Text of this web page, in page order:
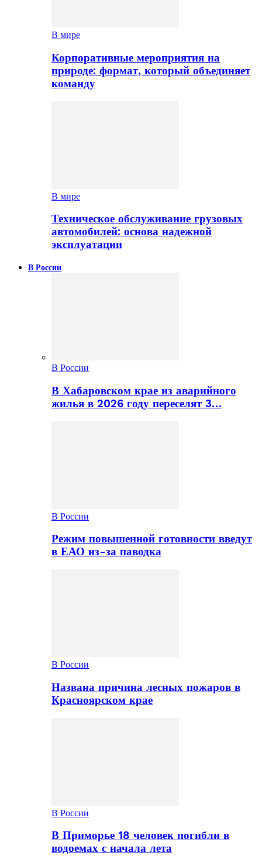
В мире
Корпоративные мероприятия на
природе: формат, который объединяет
команду
В мире
Техническое обслуживание грузовых
автомобилей: основа надежной
эксплуатации
В России
В России
В Хабаровском крае из аварийного
жилья в 2026 году переселят 3…
В России
Режим повышенной готовности введут
в ЕАО из-за паводка
В России
Названа причина лесных пожаров в
Красноярском крае
В России
В Приморье 18 человек погибли в
водоемах с начала лета